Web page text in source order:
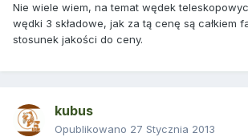
Nie wiele wiem, na temat wędek
wędki 3 składowe, jak za tą cenę są całkiem
stosunek jakości do ceny.
kubus
Opublikowano 27 Stycznia 2013